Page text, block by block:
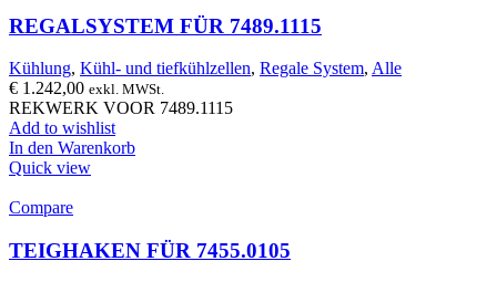
REGALSYSTEM FÜR 7489.1115
Kühlung, Kühl- und tiefkühlzellen, Regale System, Alle
€ 1.242,00 exkl. MWSt.
REKWERK VOOR 7489.1115
Add to wishlist
In den Warenkorb
Quick view
Compare
TEIGHAKEN FÜR 7455.0105